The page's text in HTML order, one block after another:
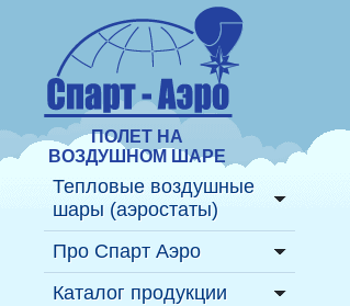
ПОЛЕТ НА
ВОЗДУШНОМ ШАРЕ
Тепловые воздушные
шары (аэростаты)
Подробнее ...
Где полетать на шаре?
Про Спарт Аэро
История
Каталог продукции